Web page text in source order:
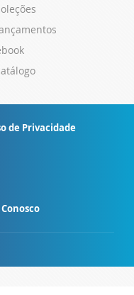
de Privacidade